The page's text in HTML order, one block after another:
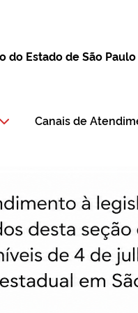
do Estado de São Paulo
Canais de